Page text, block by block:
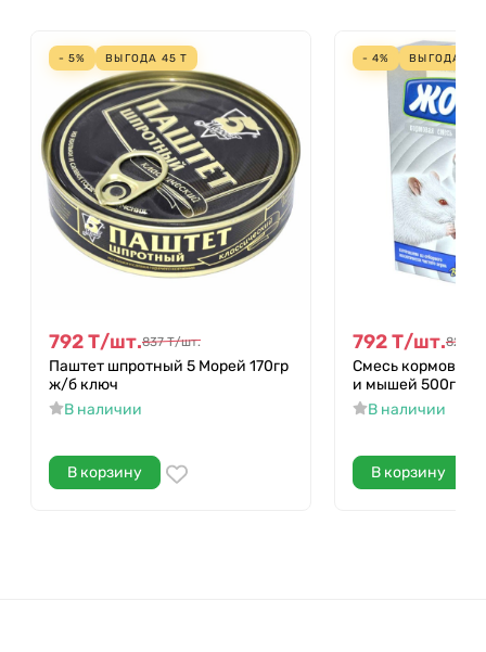
- 5% ВЫГОДА 45 Т
792Т/шт.837 Т/шт.
Паштет шпротный 5 Морей 170гр
ж/б ключ
В наличии
В корзину
- 4% ВЫГОДА
792Т/шт.821
Смесь кормовая
и мышей 500гр
В наличии
В корзину